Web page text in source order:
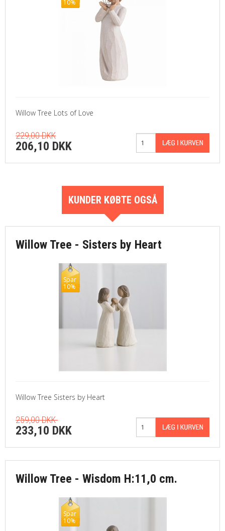
10%
Willow Tree Lots of Love
229,00 DKK
206,10 DKK
KUNDER KØBTE OGSÅ
Willow Tree - Sisters by Heart
Spar
10%
Willow Tree Sisters by Heart
259,00 DKK
233,10 DKK
Willow Tree - Wisdom H:11,0 cm.
Spar
10%